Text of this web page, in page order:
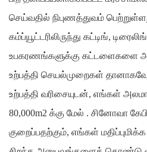
செய்வதில் நிபுணத்துவம்
கம்ப்யூட்டரிலிருந்து கட்டிங்,
உபகரணங்களுக்கு கட்டளைகளை
உற்பத்தி செயல்முறைகள் தானாகவே
உற்பத்தி வரிசையுடன், எங்கள்
80,000m2 க்கு மேல் . சினோவா
குறைப்பதற்கும், எங்கள்